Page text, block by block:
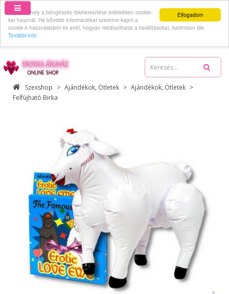
Elfogadom
Ez a webhely a böngészés tökéletesítése érdekében cookie-
kat használ. Ha bővebb információkat szeretne kapni a
cookie-k használatáról és arról, hogyan módosíthatja a beállításokat, kattintson ide.
További info
Szexshop Ajándékok, Ötletek
Ajándékok, Ötletek
Felfújható Birka